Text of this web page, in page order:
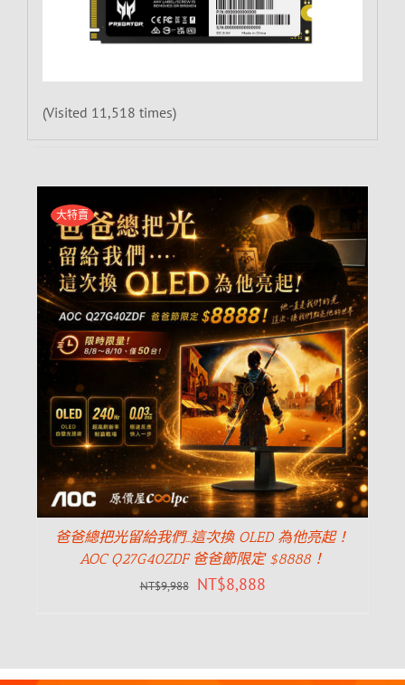
(Visited 11,518 times)
大特賣
爸爸總把光留給我們…這次換 OLED 為他亮起！
AOC Q27G40ZDF 爸爸節限定 $8888！
NT$9,988 NT$8,888